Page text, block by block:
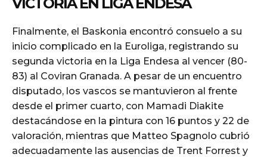
Finalmente, el Baskonia encontró consuelo a su
inicio complicado en la Euroliga, registrando su
segunda victoria en la Liga Endesa al vencer (80-
83) al Coviran Granada. A pesar de un encuentro
disputado, los vascos se mantuvieron al frente
desde el primer cuarto, con Mamadi Diakite
destacándose en la pintura con 16 puntos y 22 de
valoración, mientras que Matteo Spagnolo cubrió
adecuadamente las ausencias de Trent Forrest y